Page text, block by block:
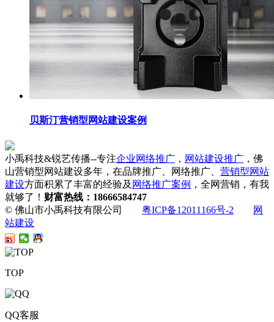
贝斯汀营销型网站建设案例
小禹科技&锐艺传播--专注企业网络推广 ， 网站建设推广 ，佛
山营销型网站建设多年，在品牌推广、网络推广、 营销型网站
建设方面积累了丰富的经验及 网络推广案例 ，全网营销，有我
就够了！ 财富热线：18666584747
© 佛山市小禹科技有限公司 粤ICP备12011166号-2
网
站建设
TOP
QQ客服